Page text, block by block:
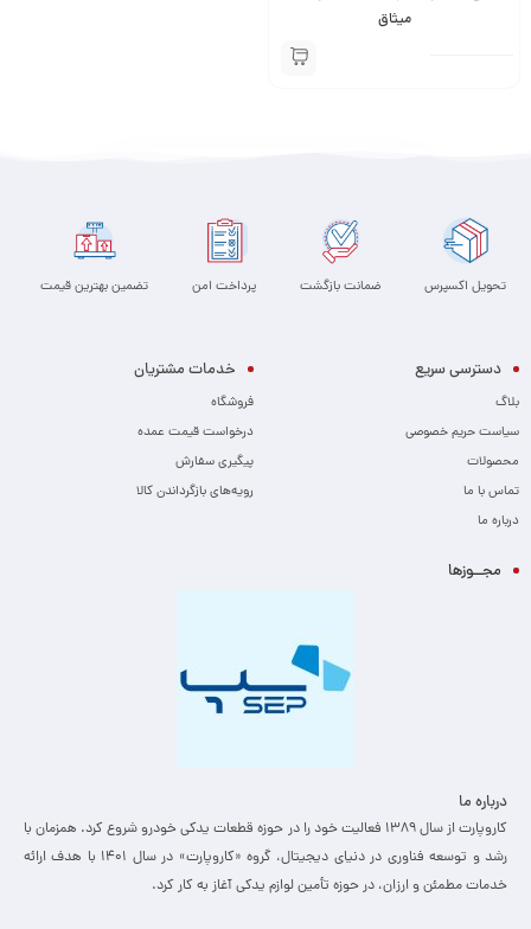
میثاق
تحویل اکسپرس ضمانت بازگشت پرداخت امن تضمین بهترین قیمت
دسترسی سریع
بلاگ
سیاست حریم خصوصی
محصولات
تماس با ما
درباره ما
خدمات مشتریان
فروشگاه
درخواست قیمت عمده
پیگیری سفارش
رویه‌های بازگرداندن کالا
مجــوزها
درباره ما
کاروپارت از سال ۱۳۸۹ فعالیت خود را در حوزه قطعات یدکی خودرو شروع کرد. همزمان با
رشد و توسعه فناوری در دنیای دیجیتال، گروه «کاروپارت» در سال ۱۴۰۱ با هدف ارائه
خدمات مطمئن و ارزان، ­در حوزه تأمین لوازم یدکی آغاز به کار کرد.